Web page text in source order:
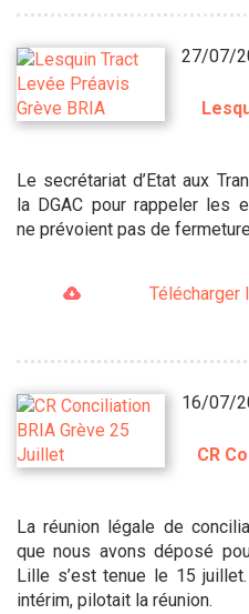
27/07/
Le secrétariat d’Etat aux
la DGAC pour rappeler les
ne prévoient pas de
Télécharger
16/07/
CR
La réunion légale de
que nous avons déposé
Lille s’est tenue le 15
intérim, pilotait la réunion.